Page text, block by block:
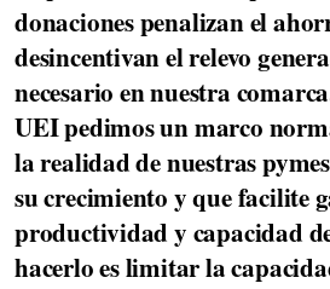
donaciones penalizan el
desincentivan el relevo
necesario en nuestra
UEI pedimos un marco
la realidad de nuestras
su crecimiento y que facilite
productividad y capacidad
hacerlo es limitar la